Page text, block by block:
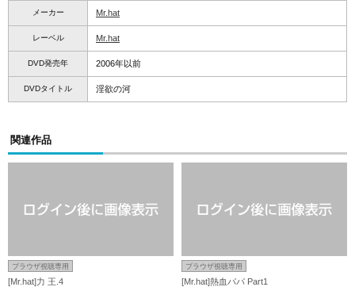
メーカー Mr.hat
レーベル Mr.hat
DVD発売年 2006年以前
DVDタイトル 淫欲の河
関連作品
ブラウザ視聴専用
[Mr.hat]力 王.4
ブラウザ視聴専用
[Mr.hat]熱血パパ Part1